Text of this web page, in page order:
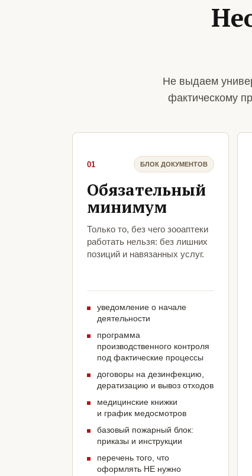
Не выдаем
фактическому
01 БЛОК ДОКУМЕНТОВ
Обязательный
минимум
Только то, без чего зооаптеки
работать нельзя: без лишних
позиций и навязанных услуг.
уведомление о начале
деятельности
программа
производственного контроля
под фактические процессы
договоры на дезинфекцию,
дератизацию и вывоз отходов
медицинские книжки
и график медосмотров
базовый пожарный блок:
приказы и инструкции
перечень того, что
оформлять НЕ нужно